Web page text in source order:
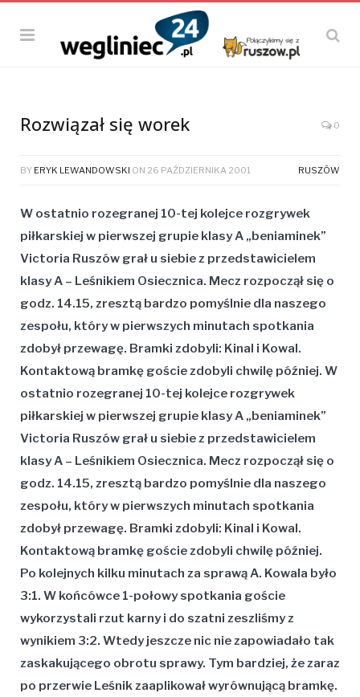
Rozwiązał się worek 0
BY ERYK LEWANDOWSKI ON 26 PAŹDZIERNIKA 2001 RUSZÓW
W ostatnio rozegranej 10-tej kolejce rozgrywek
piłkarskiej w pierwszej grupie klasy A „beniaminek”
Victoria Ruszów grał u siebie z przedstawicielem
klasy A – Leśnikiem Osiecznica. Mecz rozpoczął się o
godz. 14.15, zresztą bardzo pomyślnie dla naszego
zespołu, który w pierwszych minutach spotkania
zdobył przewagę. Bramki zdobyli: Kinal i Kowal.
Kontaktową bramkę goście zdobyli chwilę później. W
ostatnio rozegranej 10-tej kolejce rozgrywek
piłkarskiej w pierwszej grupie klasy A „beniaminek”
Victoria Ruszów grał u siebie z przedstawicielem
klasy A – Leśnikiem Osiecznica. Mecz rozpoczął się o
godz. 14.15, zresztą bardzo pomyślnie dla naszego
zespołu, który w pierwszych minutach spotkania
zdobył przewagę. Bramki zdobyli: Kinal i Kowal.
Kontaktową bramkę goście zdobyli chwilę później.
Po kolejnych kilku minutach za sprawą A. Kowala było
3:1. W końcówce 1-połowy spotkania goście
wykorzystali rzut karny i do szatni zeszliśmy z
wynikiem 3:2. Wtedy jeszcze nic nie zapowiadało tak
zaskakującego obrotu sprawy. Tym bardziej, że zaraz
po przerwie Leśnik zaaplikował wyrównującą bramkę.